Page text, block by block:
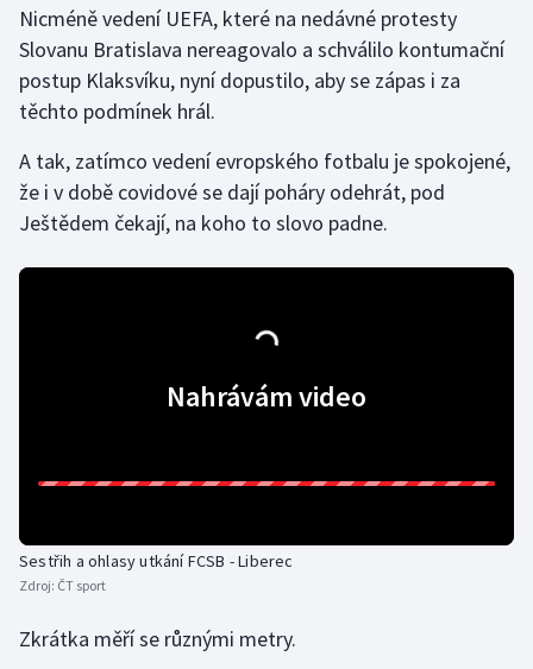
Moderní pětiboj
Motorsport
Olympijské hry
Parasport
Short track
Sportovní střelba
Nicméně vedení UEFA, které na nedávné protesty
Slovanu Bratislava nereagovalo a schválilo kontumační
postup Klaksvíku, nyní dopustilo, aby se zápas i za
těchto podmínek hrál.
A tak, zatímco vedení evropského fotbalu je spokojené,
že i v době covidové se dají poháry odehrát, pod
Ještědem čekají, na koho to slovo padne.
Nahrávám video
Sestřih a ohlasy utkání FCSB - Liberec
Zdroj: ČT sport
Zkrátka měří se různými metry.